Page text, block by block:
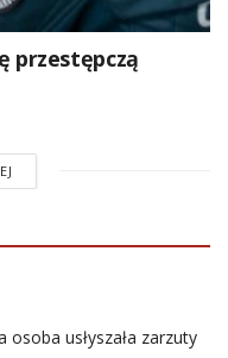
przestępczą
usłyszała zarzuty